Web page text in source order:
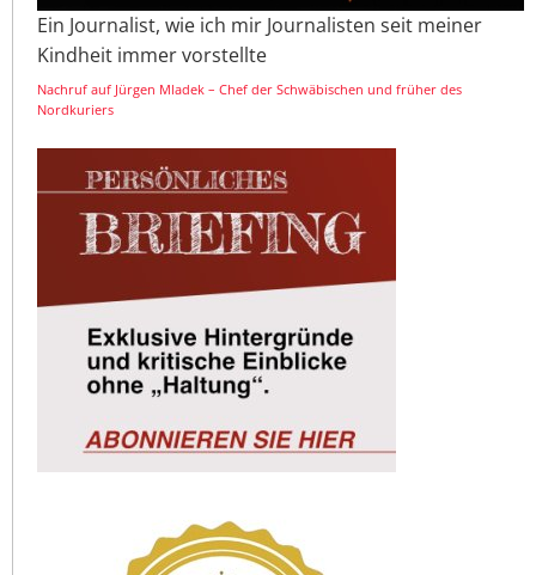
Ein Journalist, wie ich mir Journalisten seit meiner
Kindheit immer vorstellte
Nachruf auf Jürgen Mladek – Chef der Schwäbischen und früher des
Nordkuriers